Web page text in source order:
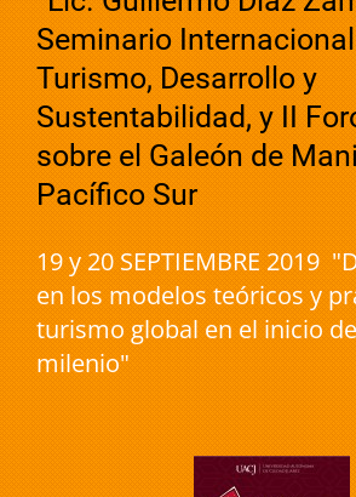
Seminario
Turismo, Desarrollo y
Sustentabilidad, y II
sobre el Galeón de
Pacífico Sur
19 y 20 SEPTIEMBRE 2019
en los modelos teóricos y
turismo global en el inicio
milenio"